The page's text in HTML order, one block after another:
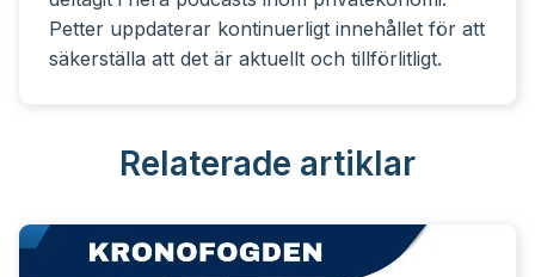
Petter uppdaterar kontinuerligt innehållet för att
säkerställa att det är aktuellt och tillförlitligt.
Relaterade artiklar